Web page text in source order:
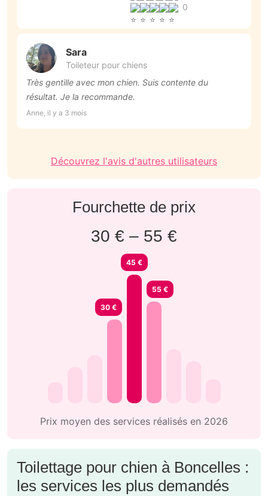
0
Sara
Toileteur pour chiens
Très gentille avec mon chien. Suis contente du
résultat. Je la recommande.
Anne, il y a 3 mois
Découvrez l'avis d'autres utilisateurs
Fourchette de prix
30 € – 55 €
30 €
45 €
55 €
Prix moyen des services réalisés en 2026
Toilettage pour chien à Boncelles :
les services les plus demandés